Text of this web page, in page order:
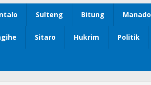
Sulteng Bitung Manado
Sitaro Hukrim Politik